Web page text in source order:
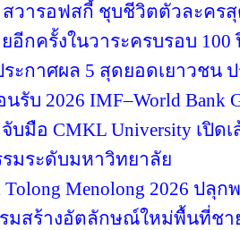
วารอฟสกี้ ชุบชีวิตตัวละคร
อีกครั้งในวาระครบรอบ 100
ะกาศผล 5 สุดยอดเยาวชน
บ 2026 IMF–World Bank
จับมือ CMKL University เปิ
มระดับมหาวิทยาลัย
Tolong Menolong 2026 ปลุ
มสร้างอัตลักษณ์ใหม่พื้นที่ชา